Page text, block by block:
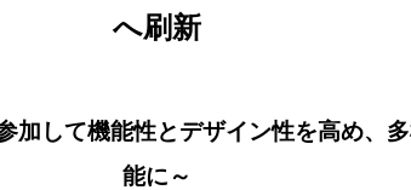
へ刷新
加して機能性とデザイン性を高め、
能に～